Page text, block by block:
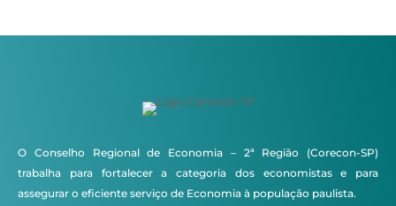
O Conselho Regional de Economia – 2ª Região (Corecon-SP)
trabalha para fortalecer a categoria dos economistas e para
assegurar o eficiente serviço de Economia à população paulista.